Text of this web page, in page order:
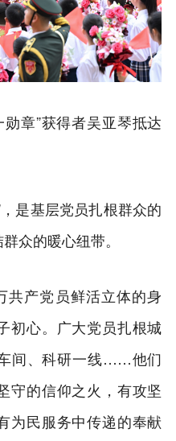
章”获得者吴亚琴抵达
是基层党员扎根群众的
众的暖心纽带。
共产党员鲜活立体的身
初心。广大党员扎根城
间、科研一线……他们
守的信仰之火，有攻坚
为民服务中传递的奉献